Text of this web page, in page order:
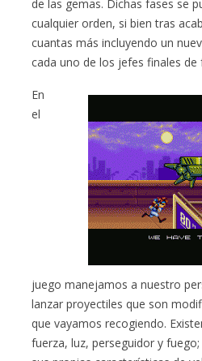
de las gemas. Dichas fases se
cualquier orden, si bien tras
cuantas más incluyendo un
cada uno de los jefes finales de
En
el
juego manejamos a nuestro
lanzar proyectiles que son
que vayamos recogiendo.
fuerza, luz, perseguidor y